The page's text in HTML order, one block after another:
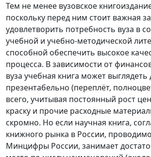
Тем не менее вузовское
поскольку перед ним стоит важная
удовлетворить потребность вуза в
учебной и учебно-методической
способной обеспечить высокое
процесса. В зависимости от
вуза учебная книга может выглядеть
презентабельно (переплёт,
всего, учитывая постоянный рост
краску и прочие расходные
скромно. Но если научная книга,
книжного рынка в России,
Минцифры России, занимает